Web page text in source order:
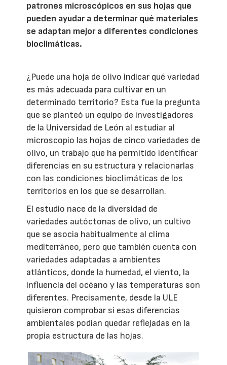
patrones microscópicos en sus hojas que
pueden ayudar a determinar qué materiales
se adaptan mejor a diferentes condiciones
bioclimáticas.
¿Puede una hoja de olivo indicar qué variedad
es más adecuada para cultivar en un
determinado territorio? Esta fue la pregunta
que se planteó un equipo de investigadores
de la Universidad de León al estudiar al
microscopio las hojas de cinco variedades de
olivo, un trabajo que ha permitido identificar
diferencias en su estructura y relacionarlas
con las condiciones bioclimáticas de los
territorios en los que se desarrollan.
El estudio nace de la diversidad de
variedades autóctonas de olivo, un cultivo
que se asocia habitualmente al clima
mediterráneo, pero que también cuenta con
variedades adaptadas a ambientes
atlánticos, donde la humedad, el viento, la
influencia del océano y las temperaturas son
diferentes. Precisamente, desde la ULE
quisieron comprobar si esas diferencias
ambientales podían quedar reflejadas en la
propia estructura de las hojas.